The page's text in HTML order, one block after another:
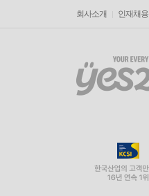
회사소개 인재채용